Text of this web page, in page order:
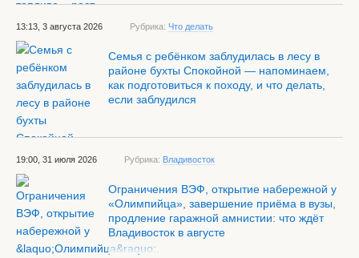
13:13, 3 августа 2026 Рубрика: Что делать
Семья с ребёнком заблудилась в лесу в
районе бухты Спокойной — напоминаем,
как подготовиться к походу, и что делать,
если заблудился
19:00, 31 июля 2026 Рубрика: Владивосток
Ограничения ВЭФ, открытие набережной у
«Олимпийца», завершение приёма в вузы,
продление гаражной амнистии: что ждёт
Владивосток в августе